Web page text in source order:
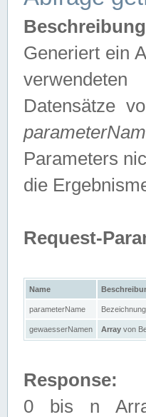
Generiert ein
Datensätze
Parameters
die
Request-
Name
parameterName
gewaesserNamen Array von
Response:
0 bis n